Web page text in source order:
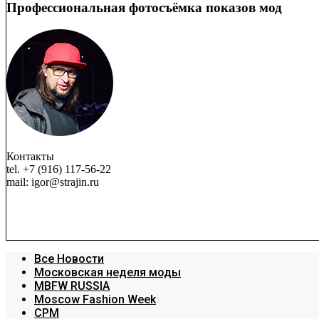
Профессиональная фотосъёмка показов мод
Контакты
tel. +7 (916) 117-56-22
mail: igor@strajin.ru
Все Новости
Московская неделя моды
MBFW RUSSIA
Moscow Fashion Week
CPM